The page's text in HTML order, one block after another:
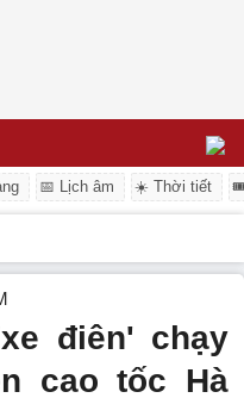
📅 Lịch âm ☀️ Thời tiết
điên' chạy
cao tốc Hà